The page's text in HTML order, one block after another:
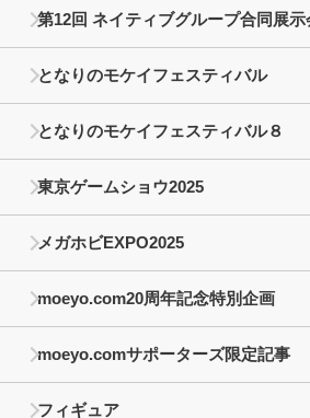
第12回 ネイティブグループ合同展示
となりのモケイフェスティバル
となりのモケイフェスティバル８
東京ゲームショウ2025
メガホビEXPO2025
moeyo.com20周年記念特別企画
moeyo.comサポーターズ限定記事
フィギュア